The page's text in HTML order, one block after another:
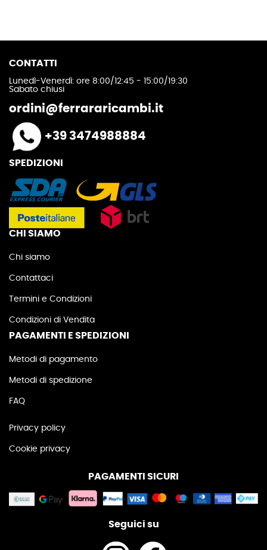
CONTATTI
Lunedì-Venerdì: ore 8:00/12:45 - 15:00/19:30
Sabato chiusi
ordini@ferrararicambi.it
+39 3474988884
SPEDIZIONI
CHI SIAMO
Chi siamo
Contattaci
Termini e Condizioni
Condizioni di Vendita
PAGAMENTI E SPEDIZIONI
Metodi di pagamento
Metodi di spedizione
FAQ
Privacy policy
Cookie privacy
PAGAMENTI SICURI
Seguici su